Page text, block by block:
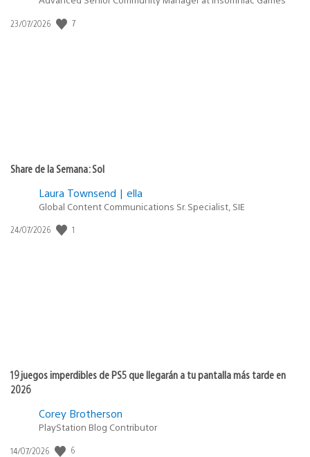
Fecha
23/07/2026 7
Share de la Semana: Sol
Laura Townsend | ella
Global Content Communications Sr. Specialist, SIE
Fecha
24/07/2026 1
19 juegos imperdibles de PS5 que llegarán a tu pantalla más tarde en
2026
Corey Brotherson
PlayStation Blog Contributor
Fecha
14/07/2026 6